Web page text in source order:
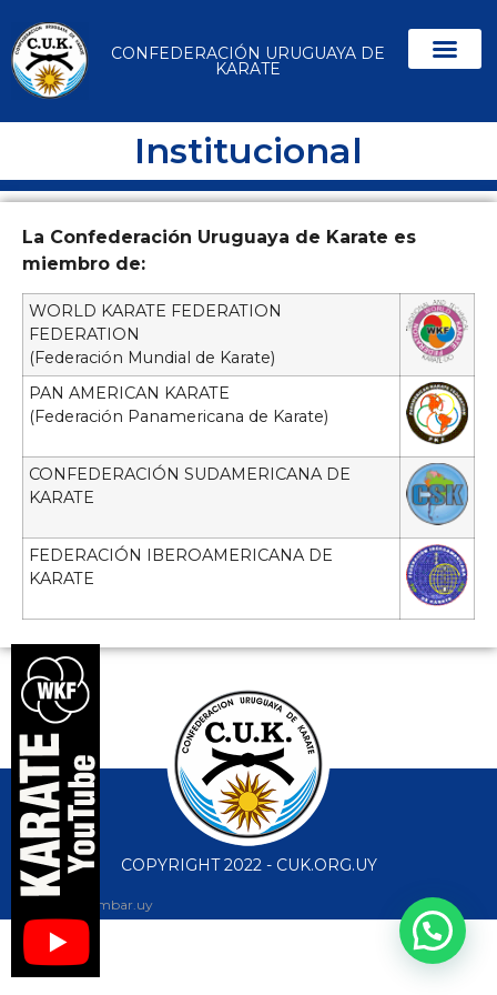
CONFEDERACIÓN URUGUAYA DE
KARATE
Institucional
La Confederación Uruguaya de Karate es
miembro de:
WORLD KARATE FEDERATION
FEDERATION
(Federación Mundial de Karate)
PAN AMERICAN KARATE
(Federación Panamericana de Karate)
CONFEDERACIÓN SUDAMERICANA DE
KARATE
FEDERACIÓN IBEROAMERICANA DE
KARATE
COPYRIGHT 2022 - CUK.ORG.UY
diseño web: ambar.uy